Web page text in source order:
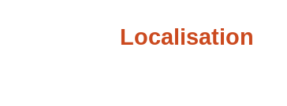
Localisation